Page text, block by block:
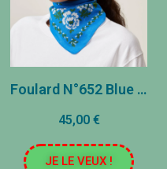
Foulard N°652 Blue Worker
45,00 €
JE LE VEUX !